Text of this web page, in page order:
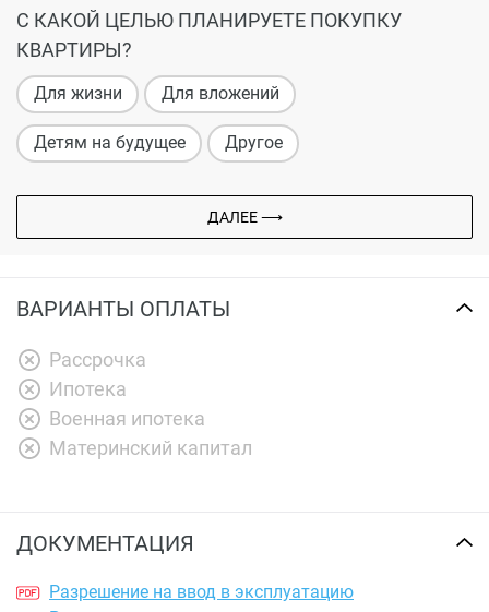
С КАКОЙ ЦЕЛЬЮ ПЛАНИРУЕТЕ ПОКУПКУ
КВАРТИРЫ?
Для жизни Для вложений
Детям на будущее Другое
ДАЛЕЕ ⟶
ВАРИАНТЫ ОПЛАТЫ
Рассрочка
Ипотека
Военная ипотека
Материнский капитал
ДОКУМЕНТАЦИЯ
Разрешение на ввод в эксплуатацию